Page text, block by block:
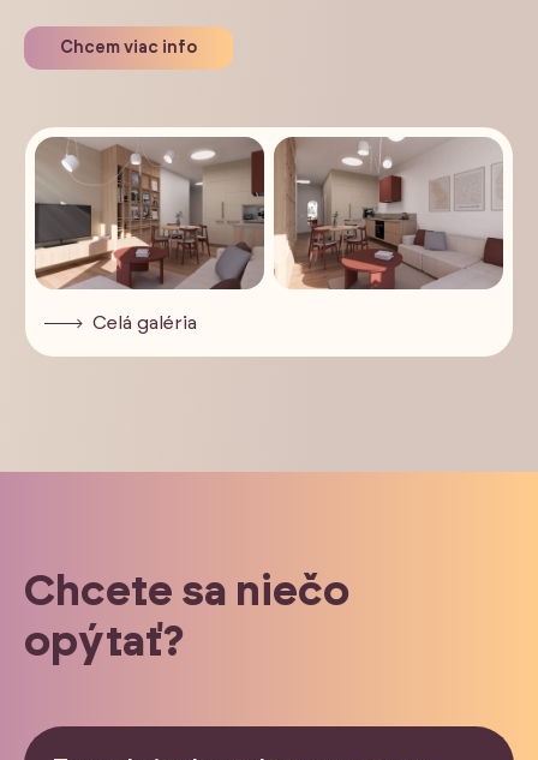
Chcem viac info
Celá galéria
Chcete sa niečo
opýtať?